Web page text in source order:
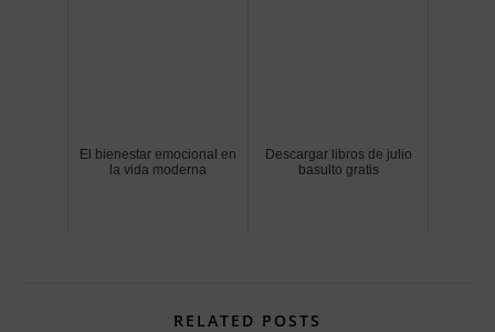
El bienestar emocional en
la vida moderna
Descargar libros de julio
basulto gratis
RELATED POSTS